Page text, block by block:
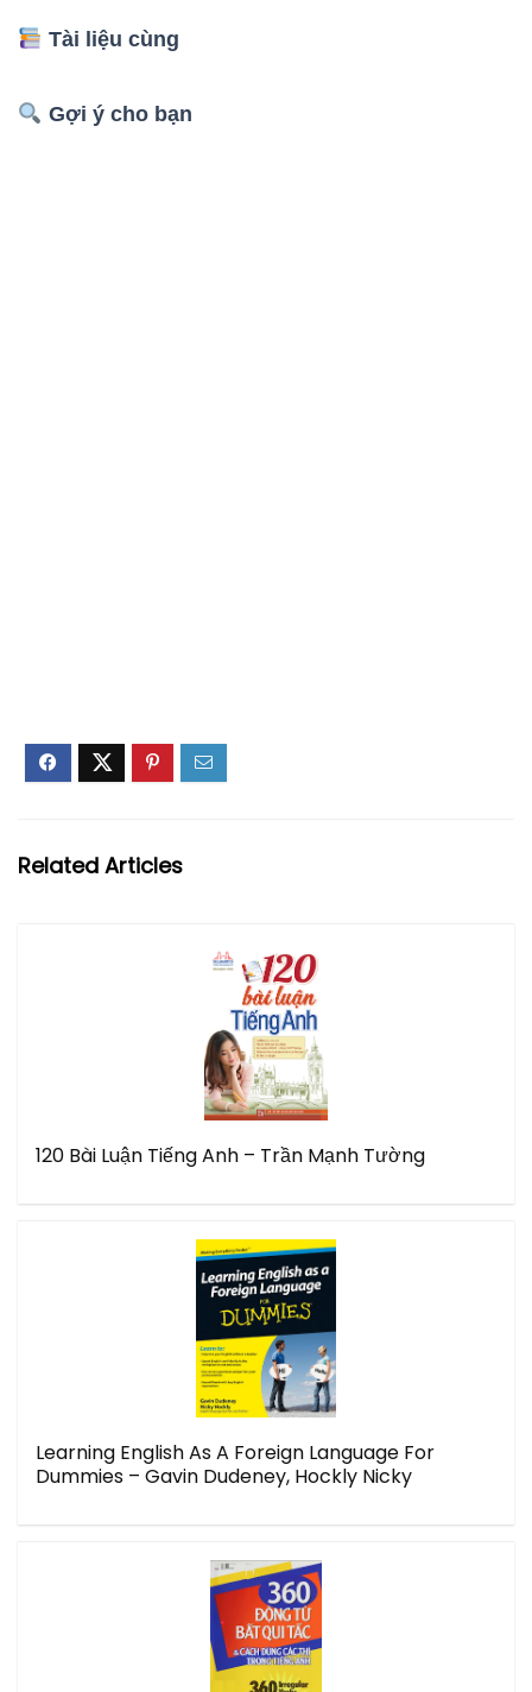
Tài liệu cùng
Gợi ý cho bạn
Related Articles
120 Bài Luận Tiếng Anh – Trần Mạnh Tường
Learning English As A Foreign Language For
Dummies – Gavin Dudeney, Hockly Nicky